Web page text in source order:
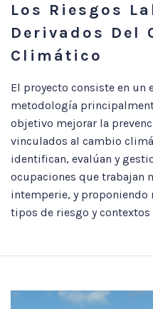
Los Riesgos
Derivados Del
Climático
El proyecto consiste en un
metodología
objetivo mejorar la
vinculados al cambio
identifican, evalúan y
ocupaciones que trabajan
intemperie, y
tipos de riesgo y contextos